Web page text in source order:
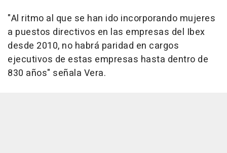
"Al ritmo al que se han ido incorporando mujeres
a puestos directivos en las empresas del Ibex
desde 2010, no habrá paridad en cargos
ejecutivos de estas empresas hasta dentro de
830 años" señala Vera.